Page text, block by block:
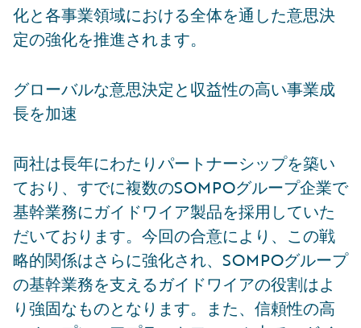
化と各事業領域における全体を通した意思決
定の強化を推進されます。
グローバルな意思決定と収益性の高い事業成
長を加速
両社は長年にわたりパートナーシップを築い
ており、すでに複数のSOMPOグループ企業で
基幹業務にガイドワイア製品を採用していた
だいております。今回の合意により、この戦
略的関係はさらに強化され、SOMPOグループ
の基幹業務を支えるガイドワイアの役割はよ
り強固なものとなります。また、信頼性の高